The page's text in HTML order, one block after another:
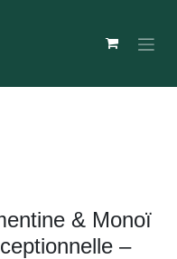
& Monoï
–